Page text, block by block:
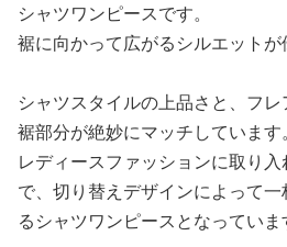
シャツワンピースです。
裾に向かって広がるシルエットが
シャツスタイルの上品さと、フ
裾部分が絶妙にマッチしています。
レディースファッションに取り
で、切り替えデザインによって
るシャツワンピースとなっていま